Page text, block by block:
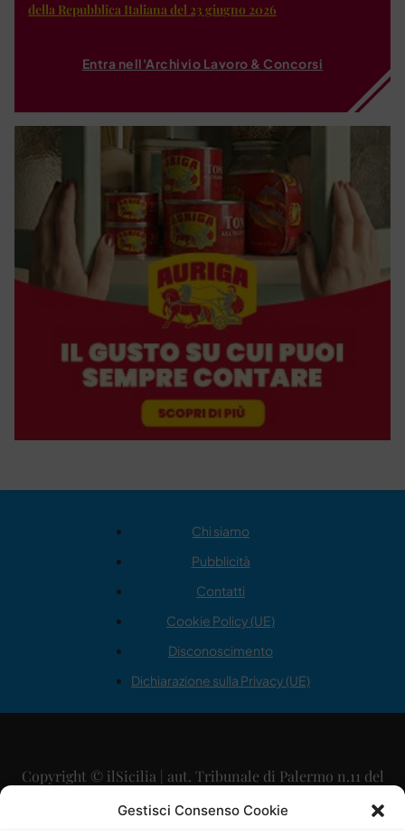
Gestisci Consenso Cookie
della Repubblica Italiana del 23 giugno 2026
Entra nell'Archivio Lavoro & Concorsi
Chi siamo
Pubblicità
Contatti
Cookie Policy (UE)
Disconoscimento
Dichiarazione sulla Privacy (UE)
Copyright © ilSicilia | aut. Tribunale di Palermo n.11 del
29/09/2015